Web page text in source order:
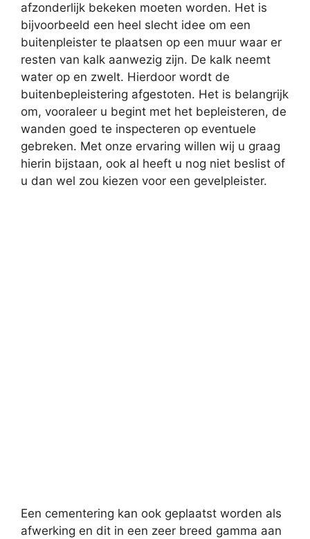
afzonderlijk bekeken moeten worden. Het is
bijvoorbeeld een heel slecht idee om een
buitenpleister te plaatsen op een muur waar er
resten van kalk aanwezig zijn. De kalk neemt
water op en zwelt. Hierdoor wordt de
buitenbepleistering afgestoten. Het is belangrijk
om, vooraleer u begint met het bepleisteren, de
wanden goed te inspecteren op eventuele
gebreken. Met onze ervaring willen wij u graag
hierin bijstaan, ook al heeft u nog niet beslist of
u dan wel zou kiezen voor een gevelpleister.
Een cementering kan ook geplaatst worden als
afwerking en dit in een zeer breed gamma aan